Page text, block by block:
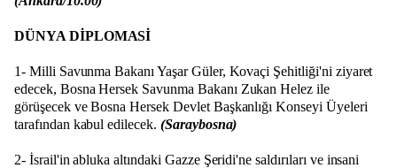
DÜNYA DİPLOMASİ
1- Milli Savunma Bakanı Yaşar Güler, Kovaçi Şehitliği'ni ziyaret
edecek, Bosna Hersek Savunma Bakanı Zukan Helez ile
görüşecek ve Bosna Hersek Devlet Başkanlığı Konseyi Üyeleri
tarafından kabul edilecek. (Saraybosna)
2- İsrail'in abluka altındaki Gazze Şeridi'ne saldırıları ve insani